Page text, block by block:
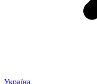
Україна